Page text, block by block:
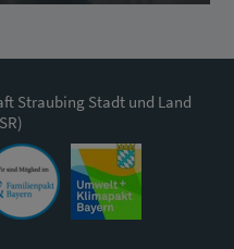
Straubing Stadt und Land